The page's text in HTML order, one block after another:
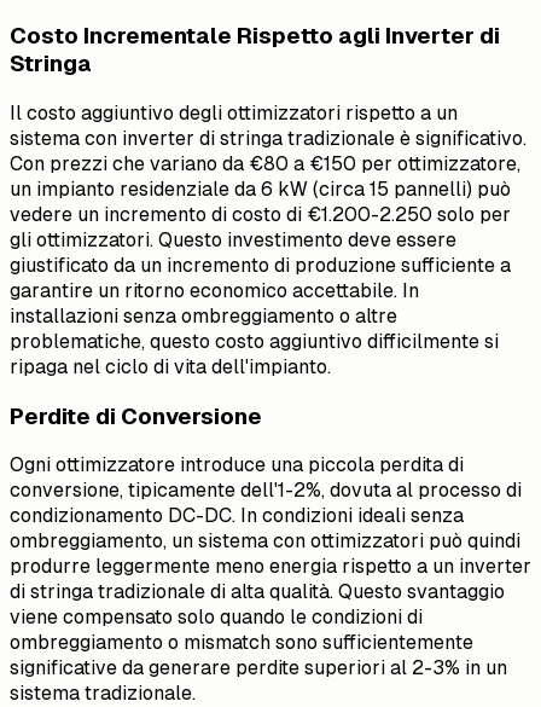
Costo Incrementale Rispetto agli Inverter di
Stringa
Il costo aggiuntivo degli ottimizzatori rispetto a un
sistema con inverter di stringa tradizionale è significativo.
Con prezzi che variano da €80 a €150 per ottimizzatore,
un impianto residenziale da 6 kW (circa 15 pannelli) può
vedere un incremento di costo di €1.200-2.250 solo per
gli ottimizzatori. Questo investimento deve essere
giustificato da un incremento di produzione sufficiente a
garantire un ritorno economico accettabile. In
installazioni senza ombreggiamento o altre
problematiche, questo costo aggiuntivo difficilmente si
ripaga nel ciclo di vita dell'impianto.
Perdite di Conversione
Ogni ottimizzatore introduce una piccola perdita di
conversione, tipicamente dell'1-2%, dovuta al processo di
condizionamento DC-DC. In condizioni ideali senza
ombreggiamento, un sistema con ottimizzatori può quindi
produrre leggermente meno energia rispetto a un inverter
di stringa tradizionale di alta qualità. Questo svantaggio
viene compensato solo quando le condizioni di
ombreggiamento o mismatch sono sufficientemente
significative da generare perdite superiori al 2-3% in un
sistema tradizionale.